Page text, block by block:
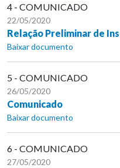
4 - COMUNICADO
22/05/2020
Relação Preliminar de
Baixar documento
5 - COMUNICADO
26/05/2020
Comunicado
Baixar documento
6 - COMUNICADO
27/05/2020